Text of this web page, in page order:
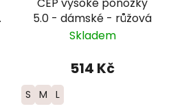
CEP vysoké ponožky
5.0 - dámské - růžová
Skladem
514 Kč
S M L